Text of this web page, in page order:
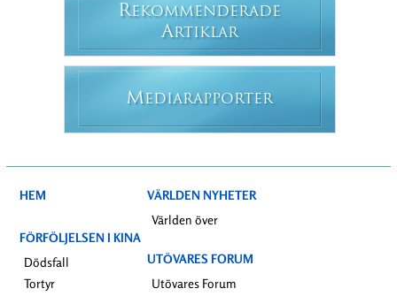
REKOMMENDERADE
ARTIKLAR
MEDIARAPPORTER
HEM
FÖRFÖLJELSEN I KINA
Dödsfall
Tortyr
VÄRLDEN NYHETER
Världen över
UTÖVARES FORUM
Utövares Forum